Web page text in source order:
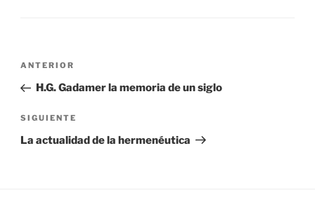
Navegación
entradas
Entrada
anterior:
ANTERIOR
H.G. Gadamer la memoria de un siglo
Siguiente
entrada
SIGUIENTE
La actualidad de la hermenéutica